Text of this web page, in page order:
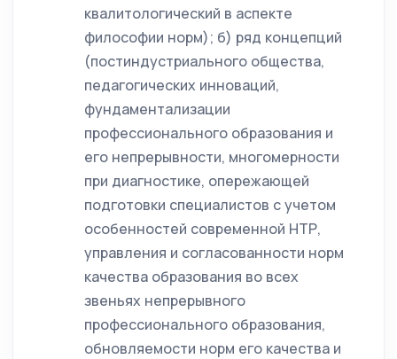
квалитологический в аспекте
философии норм); б) ряд концепций
(постиндустриального общества,
педагогических инноваций,
фундаментализации
профессионального образования и
его непрерывности, многомерности
при диагностике, опережающей
подготовки специалистов с учетом
особенностей современной НТР,
управления и согласованности норм
качества образования во всех
звеньях непрерывного
профессионального образования,
обновляемости норм его качества и